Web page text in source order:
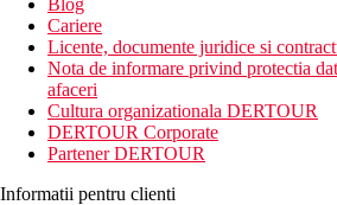
Blog
Cariere
Licente, documente juridice si
Nota de informare privind protectia
afaceri
Cultura organizationala DERTOUR
DERTOUR Corporate
Partener DERTOUR
Informatii pentru clienti